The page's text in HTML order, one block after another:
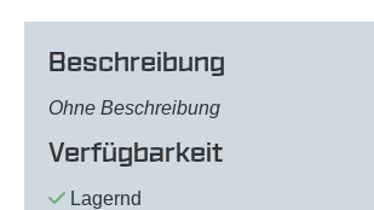
Beschreibung
Ohne Beschreibung
Verfügbarkeit
Lagernd